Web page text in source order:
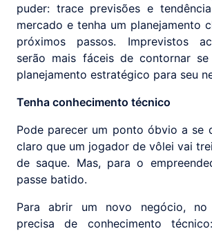
puder: trace previsões e
mercado e tenha um planejamento
próximos passos. Imprevistos
serão mais fáceis de contornar
planejamento estratégico para seu
Tenha conhecimento técnico
Pode parecer um ponto óbvio a se
claro que um jogador de vôlei vai
de saque. Mas, para o
passe batido.
Para abrir um novo negócio, no
precisa de conhecimento